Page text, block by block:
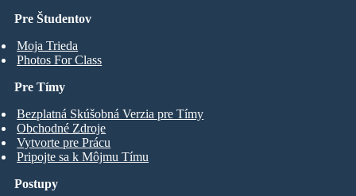
Pre Študentov
Moja Trieda
Photos For Class
Pre Tímy
Bezplatná Skúšobná Verzia pre Tímy
Obchodné Zdroje
Vytvorte pre Prácu
Pripojte sa k Môjmu Tímu
Postupy